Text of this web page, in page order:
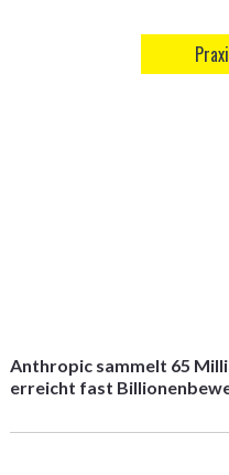
Anthropic sammelt 65
erreicht fast